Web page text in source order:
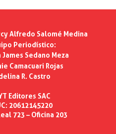
Alfredo Salomé Medina
Periodístico:
Sedano Meza
Camacuari Rojas
R. Castro
Editores SAC
20612145220
723 – Oficina 203